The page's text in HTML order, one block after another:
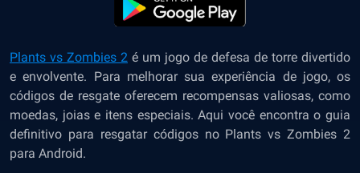
Plants vs Zombies 2 é um jogo de defesa de torre divertido
e envolvente. Para melhorar sua experiência de jogo, os
códigos de resgate oferecem recompensas valiosas, como
moedas, joias e itens especiais. Aqui você encontra o guia
definitivo para resgatar códigos no Plants vs Zombies 2
para Android.